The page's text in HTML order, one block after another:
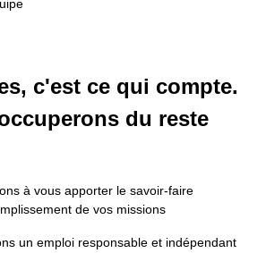
c'est ce qui compte.
du reste
à vous apporter le savoir-faire
de vos missions
un emploi responsable et indépendant